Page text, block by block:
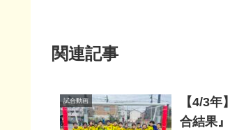
関連記事
試合動画
【4/3
合結果